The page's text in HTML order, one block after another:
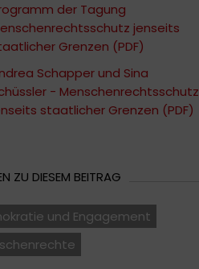
der Tagung
jenseits
Grenzen (PDF)
Schapper und Sina
- Menschenrechtsschutz
staatlicher Grenzen (PDF)
ZU DIESEM BEITRAG
und Engagement